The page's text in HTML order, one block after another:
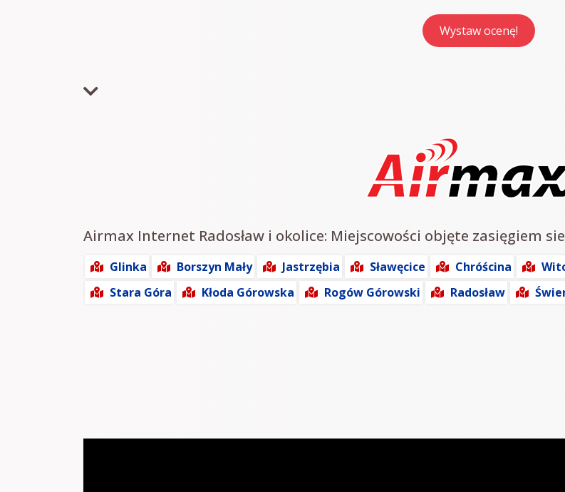
Airmax Internet Radosław i okolice: Miejscowości objęte zasięgiem
Glinka Borszyn Mały Jastrzębia Sławęcice Chróścina
Stara Góra
Kłoda Górowska Rogów Górowski Radosław